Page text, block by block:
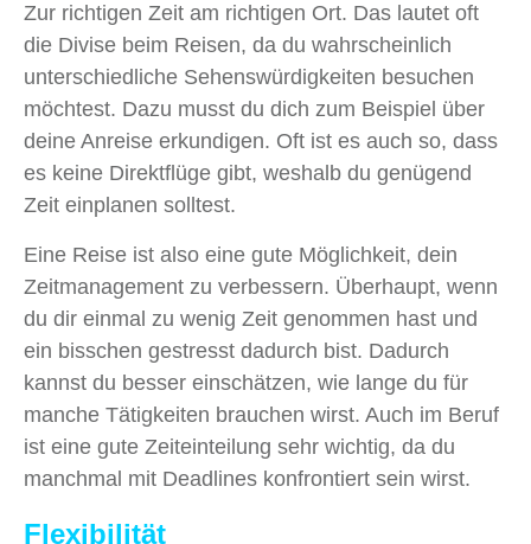
Zur richtigen Zeit am richtigen Ort. Das lautet oft
die Divise beim Reisen, da du wahrscheinlich
unterschiedliche Sehenswürdigkeiten besuchen
möchtest. Dazu musst du dich zum Beispiel über
deine Anreise erkundigen. Oft ist es auch so, dass
es keine Direktflüge gibt, weshalb du genügend
Zeit einplanen solltest.
Eine Reise ist also eine gute Möglichkeit, dein
Zeitmanagement zu verbessern. Überhaupt, wenn
du dir einmal zu wenig Zeit genommen hast und
ein bisschen gestresst dadurch bist. Dadurch
kannst du besser einschätzen, wie lange du für
manche Tätigkeiten brauchen wirst. Auch im Beruf
ist eine gute Zeiteinteilung sehr wichtig, da du
manchmal mit Deadlines konfrontiert sein wirst.
Flexibilität